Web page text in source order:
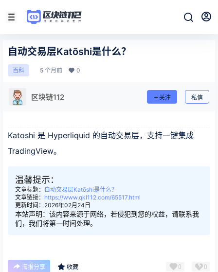
自动交易层Katōshi是什么？
百科 5 个月前 0
区块链112 关注 私信
Katoshi 是 Hyperliquid 的自动交易层，支持一键集成
TradingView。
温馨提示：
文章标题：
自动交易层Katōshi是什么？
文章链接： https://www.qkl112.com/65517.html
更新时间：2026年02月24日
本站声明：该内容来源于网络，若侵犯到您的权益，请联系我
们，我们将第一时间处理。
海报分享 收藏 0 0